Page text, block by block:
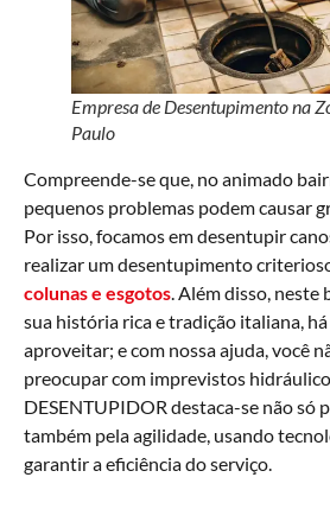
Empresa de Desentupimento na
Paulo
Compreende-se que, no animado
pequenos problemas podem causar
Por isso, focamos em desentupir
realizar um desentupimento
colunas e esgotos. Além disso, neste
sua história rica e tradição italiana,
aproveitar; e com nossa ajuda, você
preocupar com imprevistos
DESENTUPIDOR destaca-se não só
também pela agilidade, usando
garantir a eficiência do serviço.